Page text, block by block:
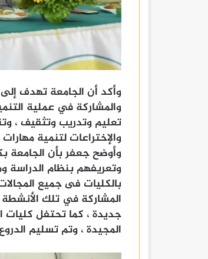
وأكد أن الجامعة تهدف
والمشاركة في عملية
تعليم وتدريب وتثقيف ،
والإختراعات لتنمية
وأوضح جعفر بأن الجامعة
وتعريفهم بنظام الدراسة
بالكليات فى جميع
المشاركة في تلك
جديدة ، كما تحتفل كليات
المجيدة ، وتم تسليم